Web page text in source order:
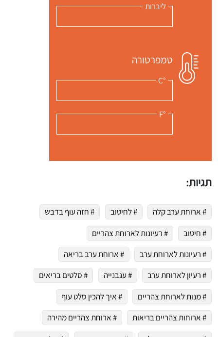
ליברות
טמפרטורה
°C
°F
תגיות:
# ארוחת ערב קלה # לחיטוב
# חזה עוף בדבש
# חיטוב
# רעיונות לארוחת צהריים
# רעיונות לארוחת ערב
# ארוחת ערב בריאה
# רעיון לארוחת ערב
# עגבנייה
# סלטים בריאים
# מנות לארוחת צהריים
# איך להכין סלט עוף
# ארוחות צהריים בריאות
# ארוחת צהריים מהירה